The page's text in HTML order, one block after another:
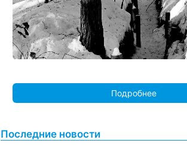
Подробнее
Последние новости